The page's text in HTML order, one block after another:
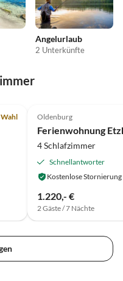
Angelurlaub
2 Unterkünfte
Oldenburg
Ferienwohnung
4 Schlafzimmer
Schnellantworter
Kostenlose Stornierung
1.220,- €
2 Gäste / 7 Nächte